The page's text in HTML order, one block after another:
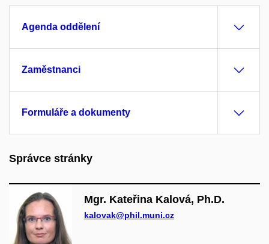
Agenda oddělení
Zaměstnanci
Formuláře a dokumenty
Správce stránky
Mgr. Kateřina Kalová, Ph.D.
kalovak@phil.muni.cz